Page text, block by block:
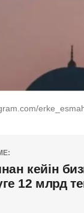
кейін
12 млрд